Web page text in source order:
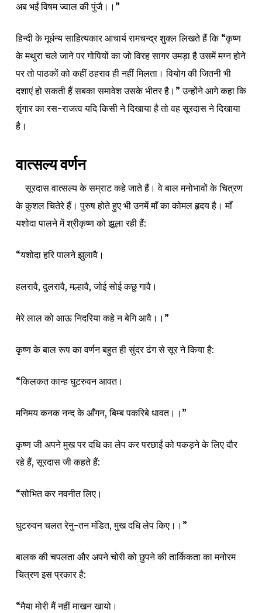
अब भईं विषम ज्वाल की पुंजै।।”
हिन्दी के मूर्धन्य साहित्यकार आचार्य रामचन्द्र शुक्ल लिखते हैं कि “कृष्ण
के मथुरा चले जाने पर गोपियों का जो विरह सागर उमड़ा है उसमें मग्न होने
पर तो पाठकों को कहीं ठहराव ही नहीं मिलता। वियोग की जितनी भी
दशाएं हो सकती हैं सबका समावेश उसके भीतर है।” उन्होंने आगे कहा कि
शृंगार का रस-राजत्व यदि किसी ने दिखाया है तो वह सूरदास ने दिखाया
है।
वात्सल्य वर्णन
सूरदास वात्सल्य के सम्राट कहे जाते हैं। वे बाल मनोभावों के चित्रण
के कुशल चितेरे हैं। पुरुष होते हुए भी उनमें माँ का कोमल हृदय है। माँ
यशोदा पालने में श्रीकृष्ण को झूला रही हैं:
“यशोदा हरि पालने झुलावै।
हलरावै, दुलरावै, मल्हावै, जोई सोई कछु गावै।
मेरे लाल को आऊ निदरिया कहे न बेगि आवै।।”
कृष्ण के बाल रूप का वर्णन बहुत ही सुंदर ढंग से सूर ने किया है:
“किलकत कान्ह घुटरुवन आवत।
मनिमय कनक नन्द के आँगन, बिम्ब पकरिबे धावत।।”
कृष्ण जी अपने मुख पर दधि का लेप कर परछाईं को पकड़ने के लिए दौर
रहे हैं, सूरदास जी कहते हैं:
“सोभित कर नवनीत लिए।
घुटरुवन चलत रेनु-तन मंडित, मुख दधि लेप किए।।”
बालक की चपलता और अपने चोरी को छुपने की तार्किकता का मनोरम
चित्रण इस प्रकार है:
“मैया मोरी मैं नहीं माखन खायो।